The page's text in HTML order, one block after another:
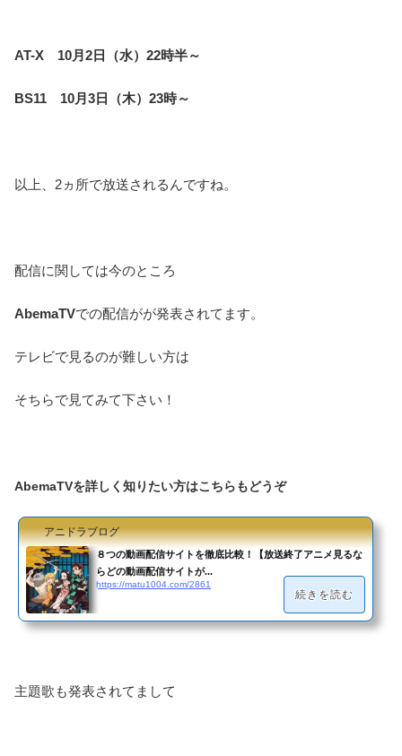
AT-X 10月2日（水）22時半～
BS11 10月3日（木）23時～
以上、2ヵ所で放送されるんですね。
配信に関しては今のところ
AbemaTVでの配信がが発表されてます。
テレビで見るのが難しい方は
そちらで見てみて下さい！
AbemaTVを詳しく知りたい方はこちらもどうぞ
アニドラブログ
８つの動画配信サイトを徹底比較！【放送終了アニメ見るな
らどの動画配信サイトが...
https://matu1004.com/2861
続きを読む
主題歌も発表されてまして